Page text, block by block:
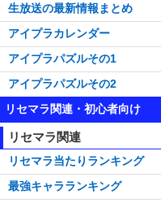
生放送の最新情報まとめ
アイプラカレンダー
アイプラパズルその1
アイプラパズルその2
リセマラ関連・初心者向け
リセマラ関連
リセマラ当たりランキング
最強キャラランキング